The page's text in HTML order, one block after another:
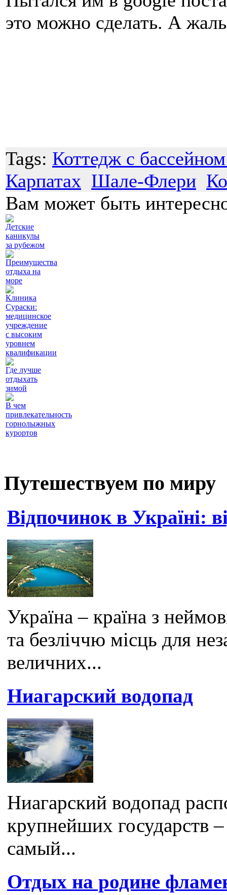
это можно сделать. А
Tags: Коттедж с
Карпатах Шале-Флери
Вам может быть
Детские
каникулы
за рубежом
Преимущества
отдыха на
море
Клиника
Сураски:
медицинское
учреждение
с высоким
уровнем
квалификации
Где лучше
отдыхать
зимой
В чем
привлекательность
горнолыжных
курортов
Путешествуем по миру
Відпочинок в Україні:
Україна – країна з
та безліччю місць для
величних...
Ниагарский водопад
Ниагарский водопад
крупнейших
самый...
Отдых на родине